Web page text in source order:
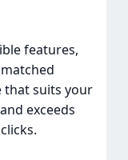
features,
that suits your
exceeds